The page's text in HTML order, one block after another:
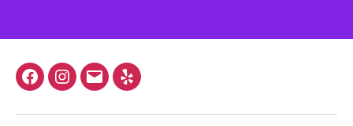
FacebookInstagram
E-
Yelp